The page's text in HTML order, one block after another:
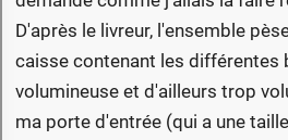
D'après le livreur, l'ensemble
caisse contenant les différentes
volumineuse et d'ailleurs trop
ma porte d'entrée (qui a une